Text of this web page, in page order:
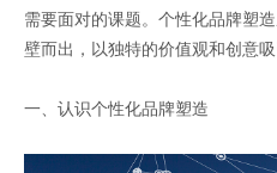
需要面对的课题。个性化品牌塑
壁而出，以独特的价值观和创意
一、认识个性化品牌塑造